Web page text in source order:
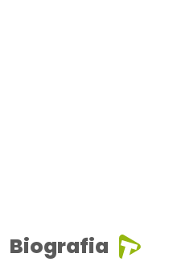
Biografia